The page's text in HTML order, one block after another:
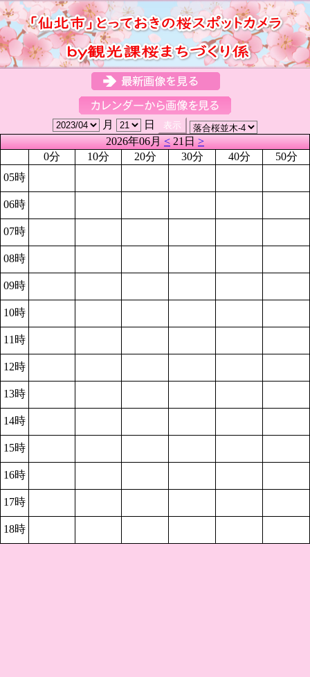
月
日
2026年06月<21日>
0分
10分 20分 30分 40分
50分
05時
06時
07時
08時
09時
10時
11時
12時
13時
14時
15時
16時
17時
18時